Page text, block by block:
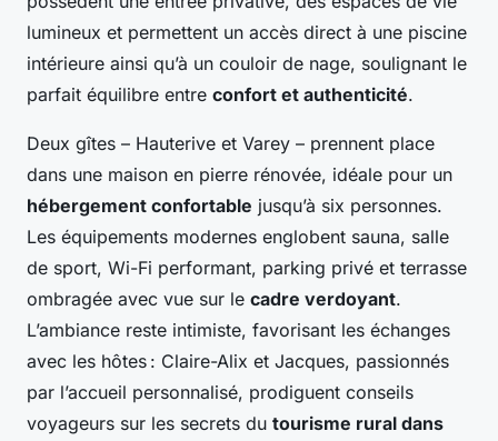
lumineux et permettent un accès direct à une piscine
intérieure ainsi qu’à un couloir de nage, soulignant le
parfait équilibre entre confort et authenticité.
Deux gîtes – Hauterive et Varey – prennent place
dans une maison en pierre rénovée, idéale pour un
hébergement confortable jusqu’à six personnes.
Les équipements modernes englobent sauna, salle
de sport, Wi-Fi performant, parking privé et terrasse
ombragée avec vue sur le cadre verdoyant.
L’ambiance reste intimiste, favorisant les échanges
avec les hôtes : Claire-Alix et Jacques, passionnés
par l’accueil personnalisé, prodiguent conseils
voyageurs sur les secrets du tourisme rural dans